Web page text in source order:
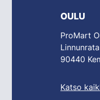
OULU
ProMart
90440
Katso